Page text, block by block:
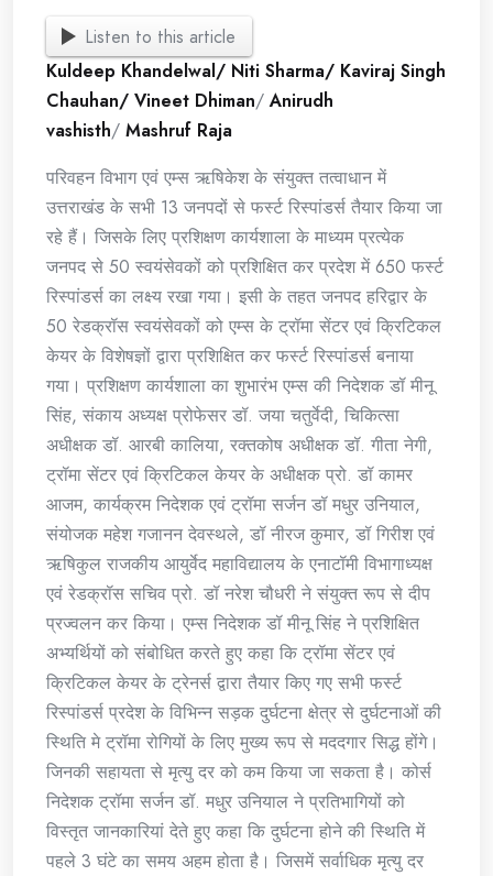
Listen to this article
Kuldeep Khandelwal/ Niti Sharma/ Kaviraj Singh
Chauhan/ Vineet Dhiman/Anirudh
vashisth/ Mashruf Raja
परिवहन विभाग एवं एम्स ऋषिकेश के संयुक्त तत्वाधान में
उत्तराखंड के सभी 13 जनपदों से फर्स्ट रिस्पांडर्स तैयार किया जा
रहे हैं। जिसके लिए प्रशिक्षण कार्यशाला के माध्यम प्रत्येक
जनपद से 50 स्वयंसेवकों को प्रशिक्षित कर प्रदेश में 650 फर्स्ट
रिस्पांडर्स का लक्ष्य रखा गया। इसी के तहत जनपद हरिद्वार के
50 रेडक्रॉस स्वयंसेवकों को एम्स के ट्रॉमा सेंटर एवं क्रिटिकल
केयर के विशेषज्ञों द्वारा प्रशिक्षित कर फर्स्ट रिस्पांडर्स बनाया
गया। प्रशिक्षण कार्यशाला का शुभारंभ एम्स की निदेशक डॉ मीनू
सिंह, संकाय अध्यक्ष प्रोफेसर डॉ. जया चतुर्वेदी, चिकित्सा
अधीक्षक डॉ. आरबी कालिया, रक्तकोष अधीक्षक डॉ. गीता नेगी,
ट्रॉमा सेंटर एवं क्रिटिकल केयर के अधीक्षक प्रो. डॉ कामर
आजम, कार्यक्रम निदेशक एवं ट्रॉमा सर्जन डॉ मधुर उनियाल,
संयोजक महेश गजानन देवस्थले, डॉ नीरज कुमार, डॉ गिरीश एवं
ऋषिकुल राजकीय आयुर्वेद महाविद्यालय के एनाटॉमी विभागाध्यक्ष
एवं रेडक्रॉस सचिव प्रो. डॉ नरेश चौधरी ने संयुक्त रूप से दीप
प्रज्वलन कर किया। एम्स निदेशक डॉ मीनू सिंह ने प्रशिक्षित
अभ्यर्थियों को संबोधित करते हुए कहा कि ट्रॉमा सेंटर एवं
क्रिटिकल केयर के ट्रेनर्स द्वारा तैयार किए गए सभी फर्स्ट
रिस्पांडर्स प्रदेश के विभिन्न सड़क दुर्घटना क्षेत्र से दुर्घटनाओं की
स्थिति मे ट्रॉमा रोगियों के लिए मुख्य रूप से मददगार सिद्ध होंगे।
जिनकी सहायता से मृत्यु दर को कम किया जा सकता है। कोर्स
निदेशक ट्रॉमा सर्जन डॉ. मधुर उनियाल ने प्रतिभागियों को
विस्तृत जानकारियां देते हुए कहा कि दुर्घटना होने की स्थिति में
पहले 3 घंटे का समय अहम होता है। जिसमें सर्वाधिक मृत्यु दर